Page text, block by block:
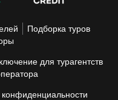
Подборка туров
для турагентств
конфиденциальности